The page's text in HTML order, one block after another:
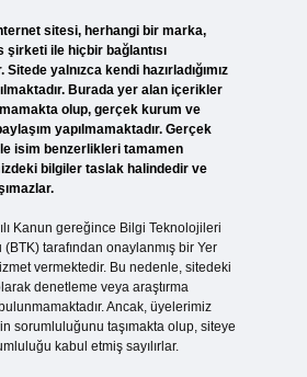
sitesi, herhangi bir marka,
şirketi ile hiçbir bağlantısı
yalnızca kendi hazırladığımız
Burada yer alan içerikler
olup, gerçek kurum ve
yapılmamaktadır. Gerçek
isim benzerlikleri tamamen
bilgiler taslak halindedir ve
Kanun gereğince Bilgi Teknolojileri
tarafından onaylanmış bir Yer
vermektedir. Bu nedenle, sitedeki
denetleme veya araştırma
Ancak, üyelerimiz
sorumluluğunu taşımakta olup, siteye
kabul etmiş sayılırlar.